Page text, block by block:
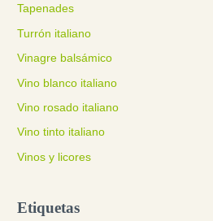
Tapenades
Turrón italiano
Vinagre balsámico
Vino blanco italiano
Vino rosado italiano
Vino tinto italiano
Vinos y licores
Etiquetas